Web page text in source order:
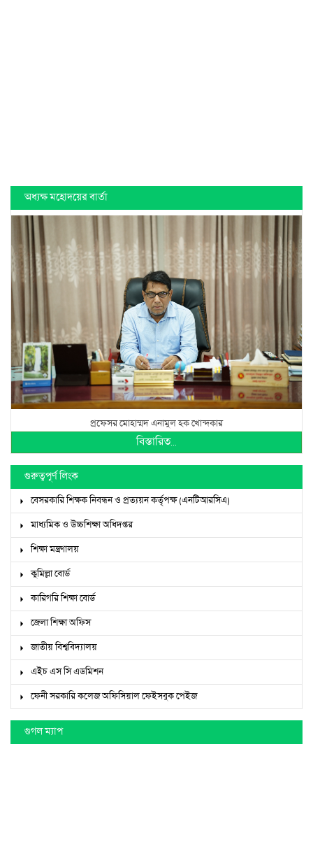
অধ্যক্ষ মহোদয়ের বার্তা
প্রফেসর মোহাম্মদ এনামুল হক খোন্দকার
বিস্তারিত...
গুরুত্বপূর্ণ লিংক
বেসরকারি শিক্ষক নিবন্ধন ও প্রত্যয়ন কর্তৃপক্ষ (এনটিআরসিএ)
মাধ্যমিক ও উচ্চশিক্ষা অধিদপ্তর
শিক্ষা মন্ত্রণালয়
কুমিল্লা বোর্ড
কারিগরি শিক্ষা বোর্ড
জেলা শিক্ষা অফিস
জাতীয় বিশ্ববিদ্যালয়
এইচ এস সি এডমিশন
ফেনী সরকারি কলেজ অফিসিয়াল ফেইসবুক পেইজ
গুগল ম্যাপ